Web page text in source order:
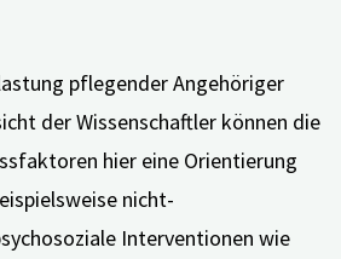
pflegender Angehöriger
der Wissenschaftler können die
hier eine Orientierung
nicht-
Interventionen wie